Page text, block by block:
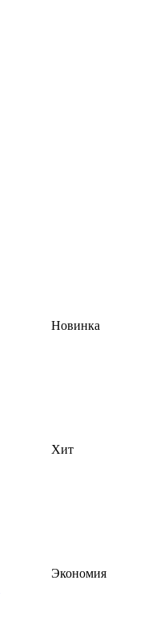
Новинка
Хит
Экономия